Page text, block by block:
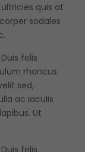
quis at
sodales
felis
rhoncus
sed,
ac iaculis
Ut
felis